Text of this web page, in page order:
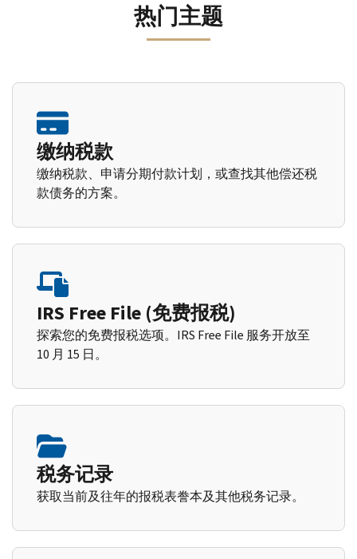
热门主题
缴纳税款
缴纳税款、申请分期付款计划，或查找其他偿还税
款债务的方案。
IRS Free File (免费报税)
探索您的免费报税选项。IRS Free File 服务开放至
10 月 15 日。
税务记录
获取当前及往年的报税表誊本及其他税务记录。